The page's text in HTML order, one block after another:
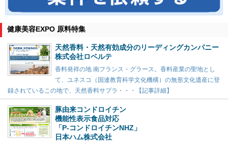
健康美容EXPO 原料特集
天然香料・天然有効成分のリーディングカンパニー
株式会社ロベルテ
香料発祥の地 南フランス・グラース。香料産業の聖地とし
て、ユネスコ（国連教育科学文化機構）の無形文化遺産に登
録されているこの地で、天然香料サプラ・・・【記事詳細】
豚由来コンドロイチン
機能性表示食品対応
「P-コンドロイチンNHZ」
日本ハム株式会社